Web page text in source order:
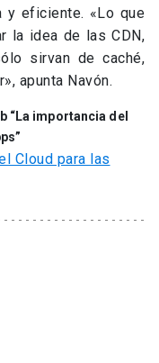
y eficiente. «Lo que
la idea de las CDN,
sirvan de caché,
apunta Navón.
“La importancia del